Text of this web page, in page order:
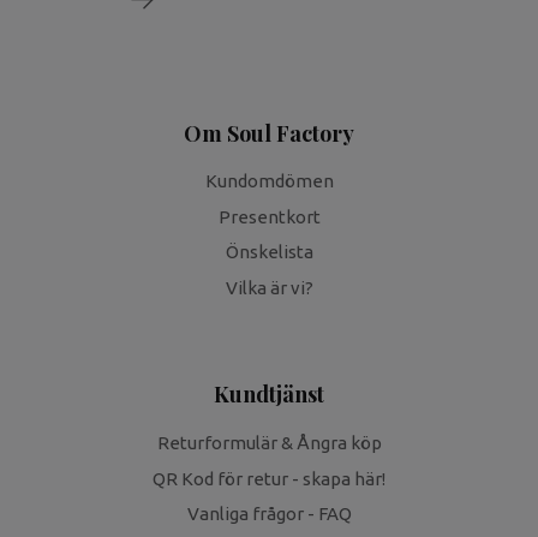
Om Soul Factory
Kundomdömen
Presentkort
Önskelista
Vilka är vi?
Kundtjänst
Returformulär & Ångra köp
QR Kod för retur - skapa här!
Vanliga frågor - FAQ